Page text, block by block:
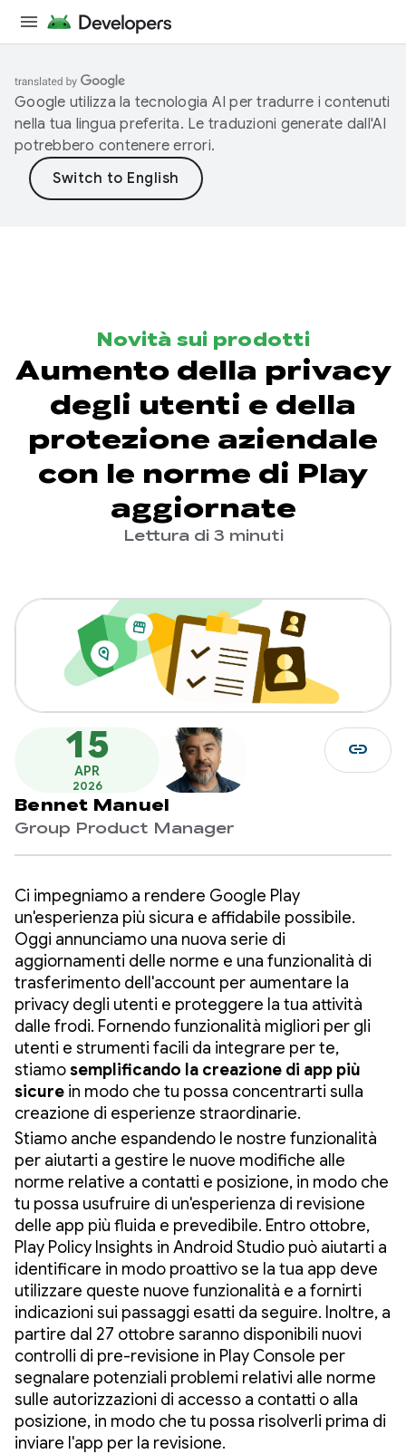
Google utilizza la tecnologia AI per tradurre i contenuti
nella tua lingua preferita. Le traduzioni generate dall'AI
potrebbero contenere errori.
Novità sui prodotti
Aumento della privacy
degli utenti e della
protezione aziendale
con le norme di Play
aggiornate
Lettura di 3 minuti
15
APR
2026
Bennet Manuel
Group Product Manager
link
Ci impegniamo a rendere Google Play
un'esperienza più sicura e affidabile possibile.
Oggi annunciamo una nuova serie di
aggiornamenti delle norme e una funzionalità di
trasferimento dell'account per aumentare la
privacy degli utenti e proteggere la tua attività
dalle frodi. Fornendo funzionalità migliori per gli
utenti e strumenti facili da integrare per te,
stiamosemplificando la creazione di app più
sicure in modo che tu possa concentrarti sulla
creazione di esperienze straordinarie.
Stiamo anche espandendo le nostre funzionalità
per aiutarti a gestire le nuove modifiche alle
norme relative a contatti e posizione, in modo che
tu possa usufruire di un'esperienza di revisione
delle app più fluida e prevedibile. Entro ottobre,
Play Policy Insights in Android Studio può aiutarti a
identificare in modo proattivo se la tua app deve
utilizzare queste nuove funzionalità e a fornirti
indicazioni sui passaggi esatti da seguire. Inoltre, a
partire dal 27 ottobre saranno disponibili nuovi
controlli di pre-revisione in Play Console per
segnalare potenziali problemi relativi alle norme
sulle autorizzazioni di accesso a contatti o alla
posizione, in modo che tu possa risolverli prima di
inviare l'app per la revisione.